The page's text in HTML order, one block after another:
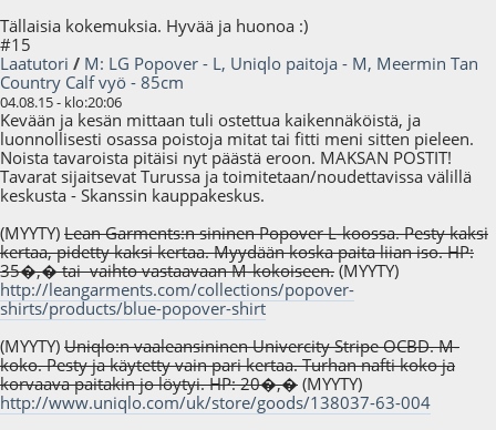
Tällaisia kokemuksia. Hyvää ja huonoa :)
#15
Laatutori / M: LG Popover - L, Uniqlo paitoja - M, Meermin Tan
Country Calf vyö - 85cm
04.08.15 - klo:20:06
Kevään ja kesän mittaan tuli ostettua kaikennäköistä, ja
luonnollisesti osassa poistoja mitat tai fitti meni sitten pieleen.
Noista tavaroista pitäisi nyt päästä eroon. MAKSAN POSTIT!
Tavarat sijaitsevat Turussa ja toimitetaan/noudettavissa välillä
keskusta - Skanssin kauppakeskus.
(MYYTY) Lean Garments:n sininen Popover L-koossa. Pesty kaksi
kertaa, pidetty kaksi kertaa. Myydään koska paita liian iso. HP:
35�,� tai vaihto vastaavaan M-kokoiseen. (MYYTY)
http://leangarments.com/collections/popover-
shirts/products/blue-popover-shirt
(MYYTY) Uniqlo:n vaaleansininen Univercity Stripe OCBD. M-
koko. Pesty ja käytetty vain pari kertaa. Turhan nafti koko ja
korvaava paitakin jo löytyi. HP: 20�,� (MYYTY)
http://www.uniqlo.com/uk/store/goods/138037-63-004